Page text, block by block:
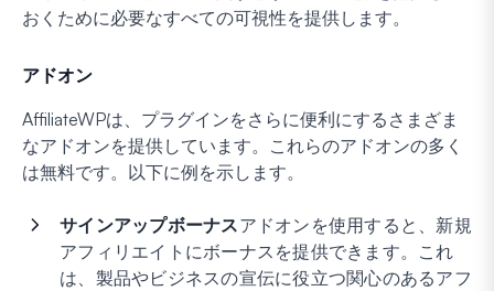
おくために必要なすべての可視性を提供します。
アドオン
AffiliateWPは、プラグインをさらに便利にするさまざま
なアドオンを提供しています。これらのアドオンの多く
は無料です。以下に例を示します。
サインアップボーナスアドオンを使用すると、新規
アフィリエイトにボーナスを提供できます。これ
は、製品やビジネスの宣伝に役立つ関心のあるアフ